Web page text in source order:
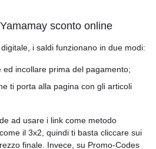
sconto online
i saldi funzionano in due modi:
ed incollare prima del pagamento;
ti porta alla pagina con gli articoli
ad usare i link come metodo
il 3x2, quindi ti basta cliccare sui
finale. Invece, su Promo-Codes